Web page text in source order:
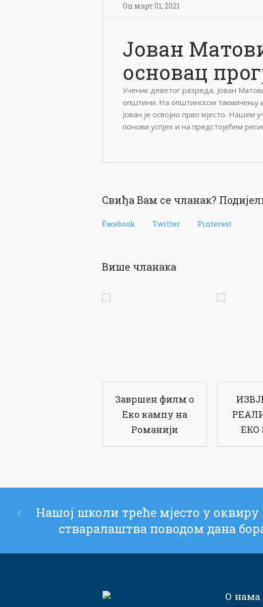
On март 01, 2021
Јован
основац
Ученик деветог разреда, Јован
општини. На општинском такмичењу
Јован је освојио прво мјесто. Нашем
понови успјех и на предстојећем
Свиђа Вам се чланак?
Facebook Twitter Pinterest
Више чланака
Завршен филм о
Еко кампу на
Романији
Нашој школи треће мјесто у
стваралаштва поводом дана
О нама